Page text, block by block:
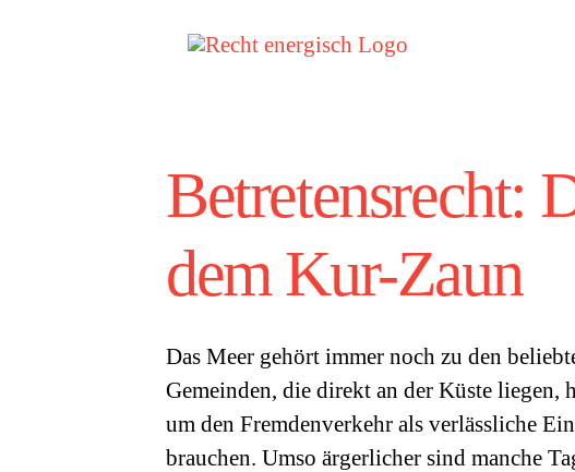
Betretensrecht:
dem Kur-Zaun
Das Meer gehört immer noch zu den
Gemeinden, die direkt an der Küste liegen,
um den Fremdenverkehr als verlässliche
brauchen. Umso ärgerlicher sind manche